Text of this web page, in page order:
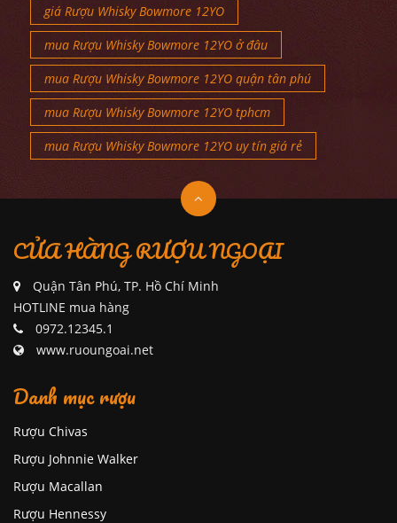
giá Rượu Whisky Bowmore 12YO
mua Rượu Whisky Bowmore 12YO ở đâu
mua Rượu Whisky Bowmore 12YO quận tân phú
mua Rượu Whisky Bowmore 12YO tphcm
mua Rượu Whisky Bowmore 12YO uy tín giá rẻ
CỬA HÀNG RƯỢU NGOẠI
Quận Tân Phú, TP. Hồ Chí Minh
HOTLINE mua hàng
0972.12345.1
www.ruoungoai.net
Danh mục rượu
Rượu Chivas
Rượu Johnnie Walker
Rượu Macallan
Rượu Hennessy